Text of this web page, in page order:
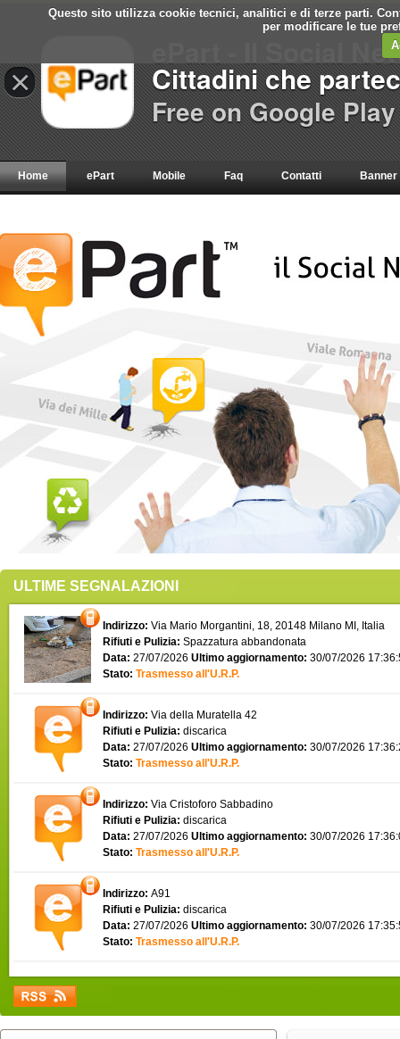
Questo sito utilizza cookie tecnici, analitici e di terze parti.
per modificare le tue
Home ePart Mobile Faq Contatti Banner
ULTIME SEGNALAZIONI
Indirizzo: Via Mario Morgantini, 18, 20148 Milano MI, Italia
Rifiuti e Pulizia: Spazzatura abbandonata
Data: 27/07/2026 Ultimo aggiornamento: 30/07/2026
Stato: Trasmesso all'U.R.P.
Indirizzo: Via della Muratella 42
Rifiuti e Pulizia: discarica
Data: 27/07/2026 Ultimo aggiornamento: 30/07/2026
Stato: Trasmesso all'U.R.P.
Indirizzo: Via Cristoforo Sabbadino
Rifiuti e Pulizia: discarica
Data: 27/07/2026 Ultimo aggiornamento: 30/07/2026
Stato: Trasmesso all'U.R.P.
Indirizzo: A91
Rifiuti e Pulizia: discarica
Data: 27/07/2026 Ultimo aggiornamento: 30/07/2026
Stato: Trasmesso all'U.R.P.
×
ePart - Il Social
Cittadini che
Free on Google Play